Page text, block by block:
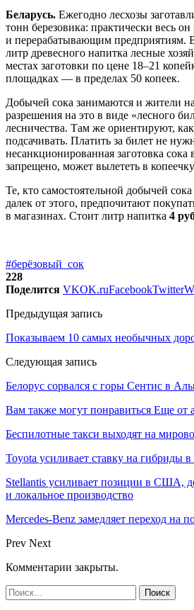
Беларусь. Ежегодно лесхозы
тонн березовика: практически весь
и перерабатывающим предприятиям.
литр древесного напитка лесные
местах заготовки по цене 18–21
площадках — в пределах 50 копеек.
Добычей сока занимаются и жители
разрешения на это в виде «лесного
лесничества. Там же ориентируют,
подсачивать. Платить за билет не
несанкционированная заготовка сока
запрещено, может вылететь в
Те, кто самостоятельной добычей
далек от этого, предпочитают
в магазинах. Стоит литр напитка 4
#берёзовый_сок
228
Поделится VKOK.ruFacebookTwitter
Предыдущая запись
Показываем 10 самых необычных
Следующая запись
Белорус сорвался с горы Сентис в
Вам также могут понравиться Еще от
Беспилотные такси выходят на
Toyota усиливает ставку на
Stellantis усиливает позиции в США,
и локальное производство
Mercedes-Benz замедляет переход на
Prev Next
Комментарии закрыты.